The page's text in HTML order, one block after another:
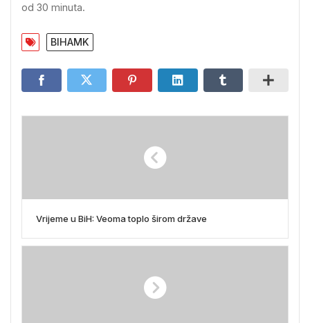
od 30 minuta.
BIHAMK
Vrijeme u BiH: Veoma toplo širom države